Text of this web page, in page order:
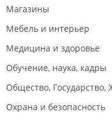
Магазины
Мебель и интерьер
Медицина и здоровье
Обучение, наука, кадры
Общество, Государство,
Охрана и безопасность